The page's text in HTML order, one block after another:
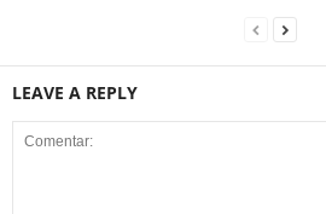
LEAVE A REPLY